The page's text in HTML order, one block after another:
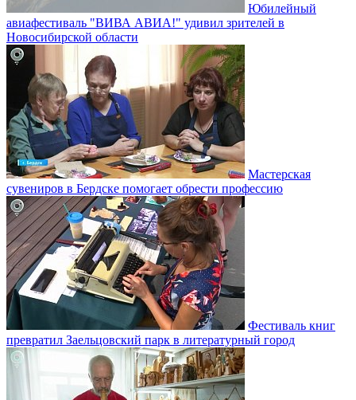
Юбилейный
авиафестиваль "ВИВА АВИА!" удивил зрителей в
Новосибирской области
Мастерская
сувениров в Бердске помогает обрести профессию
Фестиваль книг
превратил Заельцовский парк в литературный город